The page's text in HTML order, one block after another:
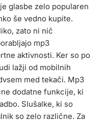
glasbe zelo popularen
še vedno kupite.
zato ni nič
mp3
aktivnosti. Ker so po
lažji od mobilnih
med tekači. Mp3
dodatne funkcije, ki
Slušalke, ki so
so zelo različne. Za